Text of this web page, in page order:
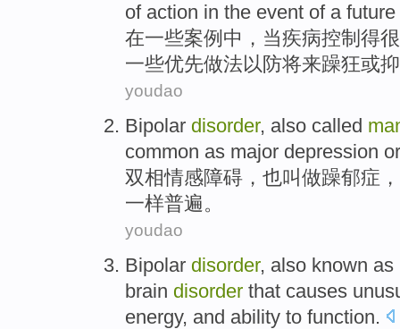
of action in the event of a future
在一些案例 中， 当疾病控制 得
一些优先做法以防将来躁狂或
youdao
Bipolar disorder, also called
common as major depression or
双相情感障碍 ， 也叫做躁郁症 ，
一样普遍。
youdao
Bipolar disorder, also known as
brain disorder that causes
energy, and ability to function.